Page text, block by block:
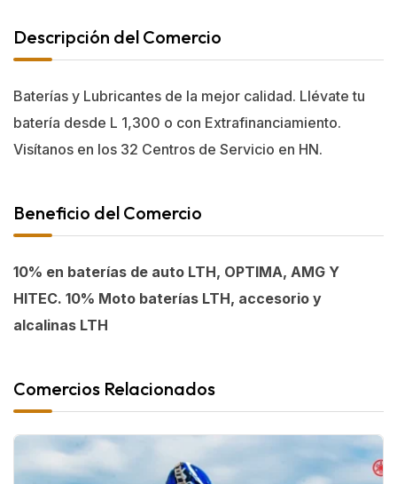
Descripción del Comercio
Baterías y Lubricantes de la mejor calidad. Llévate tu
batería desde L 1,300 o con Extrafinanciamiento.
Visítanos en los 32 Centros de Servicio en HN.
Beneficio del Comercio
10% en baterías de auto LTH, OPTIMA, AMG Y
HITEC. 10% Moto baterías LTH, accesorio y
alcalinas LTH
Comercios Relacionados